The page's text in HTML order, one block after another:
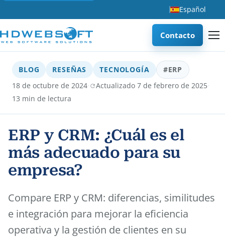
Español
Contacto
BLOG RESEÑAS TECNOLOGÍA
#ERP
18 de octubre de 2024· Actualizado 7 de febrero de 2025·
13 min de lectura
ERP y CRM: ¿Cuál es el
más adecuado para su
empresa?
Compare ERP y CRM: diferencias, similitudes
e integración para mejorar la eficiencia
operativa y la gestión de clientes en su